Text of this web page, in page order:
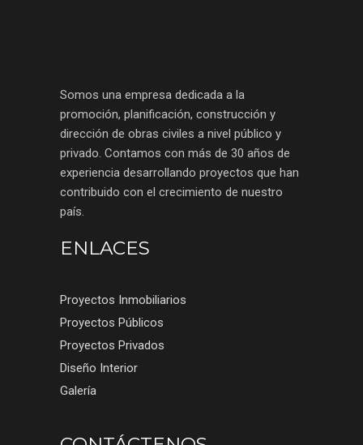
Somos una empresa dedicada a la
promoción, planificación, construcción y
dirección de obras civiles a nivel público y
privado. Contamos con más de 30 años de
experiencia desarrollando proyectos que han
contribuido con el crecimiento de nuestro
país.
ENLACES
Proyectos Inmobiliarios
Proyectos Públicos
Proyectos Privados
Diseño Interior
Galería